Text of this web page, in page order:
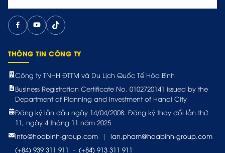
THÔNG TIN CÔNG TY
Công ty TNHH ĐTTM và Du Lịch Quốc Tế Hòa Bình
Business Registration Certificate No. 0102720141 issued by the
Department of Planning and Investment of Hanoi City
Đăng ký lần đầu ngày 14/04/2008. Đăng ký thay đổi lần thứ
11, ngày 4 tháng 11 năm 2025
info@hoabinh-group.com
|
lan.pham@hoabinh-group.com
(+84) 939 311 911 - (+84) 913 311 911